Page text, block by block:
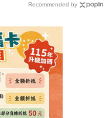
Recommended by